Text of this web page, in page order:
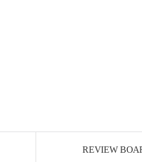
REVIEW